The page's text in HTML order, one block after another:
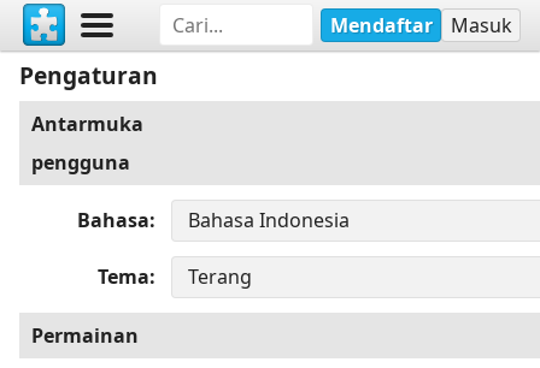
Mendaftar Masuk
Pengaturan
Antarmuka
pengguna
Bahasa
Tema
Permainan